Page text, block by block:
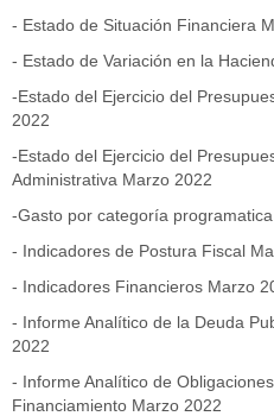
- Estado de Situación Financiera
- Estado de Variación en la
-Estado del Ejercicio del
2022
-Estado del Ejercicio del
Administrativa Marzo 2022
-Gasto por categoría
- Indicadores de Postura Fiscal
- Indicadores Financieros Marzo
- Informe Analítico de la Deuda
2022
- Informe Analítico de
Financiamiento Marzo 2022